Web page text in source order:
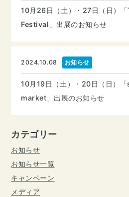
10月26日（土）・27日（日）
Festival」出展のお知らせ
2024.10.08 お知らせ
10月19日（土）・20日（日）
market」出展のお知らせ
カテゴリー
お知らせ
お知らせ一覧
キャンペーン
メディア